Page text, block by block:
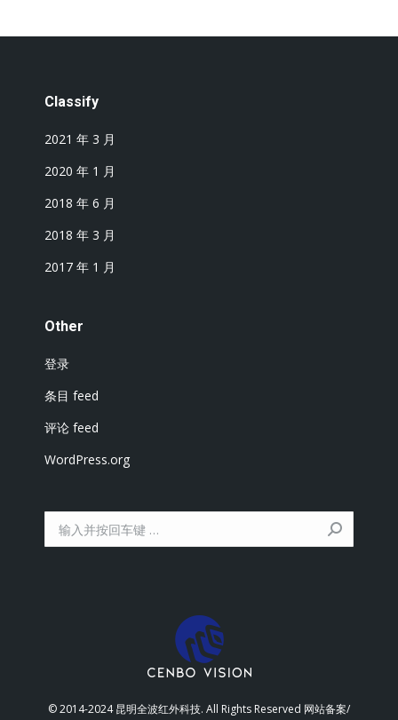
Classify
2021 年 3 月
2020 年 1 月
2018 年 6 月
2018 年 3 月
2017 年 1 月
Other
登录
条目 feed
评论 feed
WordPress.org
索：
© 2014-2024 昆明全波红外科技. All Rights Reserved 网站备案/